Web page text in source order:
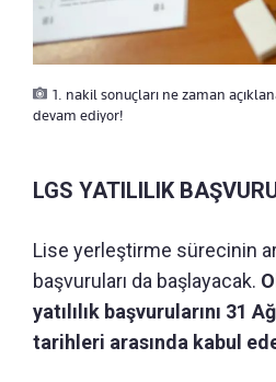
1. nakil sonuçları ne zaman
devam ediyor!
LGS YATILILIK
Lise yerleştirme sürecinin
başvuruları da başlayacak.
yatılılık başvurularını 31
tarihleri arasında kabul